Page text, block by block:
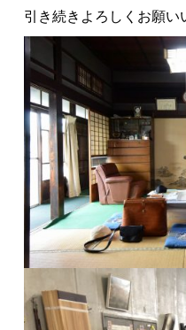
引き続きよろしくお願い